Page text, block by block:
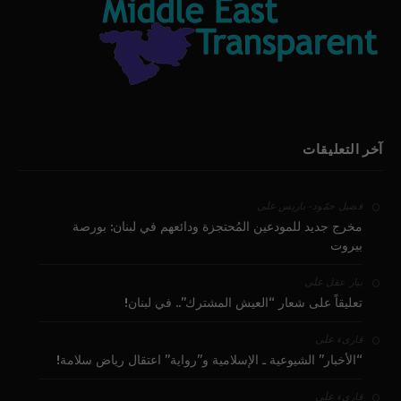
آخر التعليقات
فضيل حمّود - باريس على
مخرج جديد للمودعين المُحتجزة ودائعهم في لبنان: بورصة
بيروت
بيار عقل على
تعليقاً على شعار “العيش المشترك”.. في لبنان!
قارىء على
“الأخبار” الشيوعية ـ الإسلامية و”رواية” اعتقال رياض سلامة!
قارىء على